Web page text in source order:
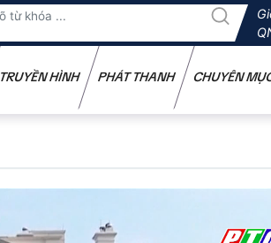
TRUYỀN HÌNH PHÁT THANH CHUYÊN